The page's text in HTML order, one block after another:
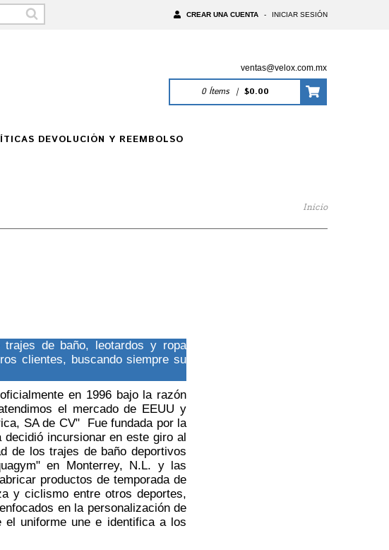
CREAR UNA CUENTA - INICIAR SESIÓN
ventas@velox.com.mx
0 Ítems | $0.00
DEVOLUCIÓN Y REEMBOLSO
Inicio
de baño, leotardos y ropa
clientes, buscando siempre su
en 1996 bajo la razón
el mercado de EEUU y
SA de CV" Fue fundada por la
decidió incursionar en este giro al
de los trajes de baño deportivos
en Monterrey, N.L. y las
productos de temporada de
y ciclismo entre otros deportes,
en la personalización de
el uniforme une e identifica a los